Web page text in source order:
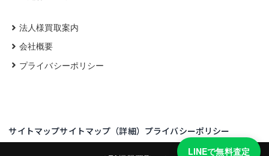
法人様買取案内
会社概要
プライバシーポリシー
サイトマップサイトマップ（詳細） プライバシーポリシー
LINEで無料査定